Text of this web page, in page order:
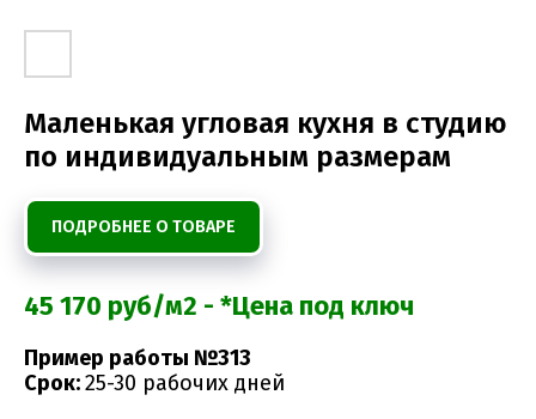
Маленькая угловая кухня в студию
по индивидуальным размерам
ПОДРОБНЕЕ О ТОВАРЕ
45 170 руб/м2 - *Цена под ключ
Пример работы №313
Срок:25-30 рабочих дней